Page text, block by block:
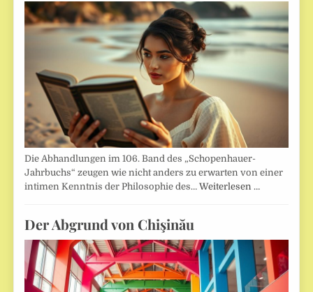
Die Abhandlungen im 106. Band des „Schopenhauer-
Jahrbuchs“ zeugen wie nicht anders zu erwarten von einer
intimen Kenntnis der Philosophie des…Weiterlesen …
Der Abgrund von Chişinău